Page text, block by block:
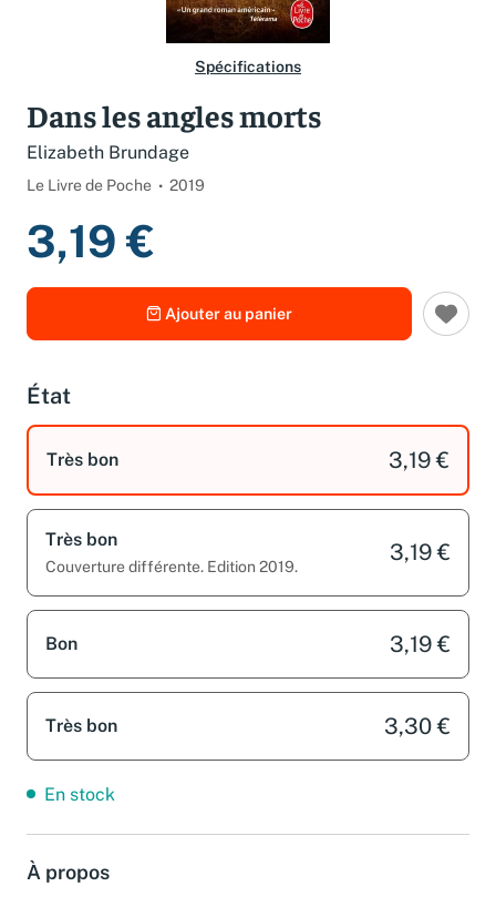
Spécifications
Dans les angles morts
Elizabeth Brundage
Le Livre de Poche 2019
3,19 €
Ajouter au panier
État
Très bon 3,19 €
Très bon
Couverture différente. Edition 2019.
3,19 €
Bon 3,19 €
Très bon 3,30 €
En stock
À propos